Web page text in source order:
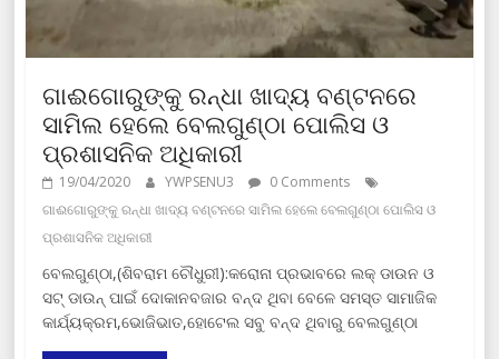
ଗାଈଗୋରୁଙ୍କୁ ରନ୍ଧା ଖାଦ୍ୟ ବଣ୍ଟନରେ
ସାମିଲ ହେଲେ ବେଲଗୁଣ୍ଠା ପୋଲିସ ଓ
ପ୍ରଶାସନିକ ଅଧିକାରୀ
19/04/2020 YWPSENU3
0 Comments
ଗାଈଗୋରୁଙ୍କୁ ରନ୍ଧା ଖାଦ୍ୟ ବଣ୍ଟନରେ ସାମିଲ ହେଲେ ବେଲଗୁଣ୍ଠା ପୋଲିସ ଓ
ପ୍ରଶାସନିକ ଅଧିକାରୀ
ବେଲଗୁଣ୍ଠା,(ଶିବରାମ ଚୌଧୁରୀ):କରୋନା ପ୍ରଭାବରେ ଲକ୍ ଡାଉନ ଓ
ସଟ୍ ଡାଉନ୍ ପାଇଁ ଦୋକାନବଜାର ବନ୍ଦ ଥିବା ବେଳେ ସମସ୍ତ ସାମାଜିକ
କାର୍ଯ୍ୟକ୍ରମ,ଭୋଜିଭାତ,ହୋଟେଲ ସବୁ ବନ୍ଦ ଥିବାରୁ ବେଲଗୁଣ୍ଠା